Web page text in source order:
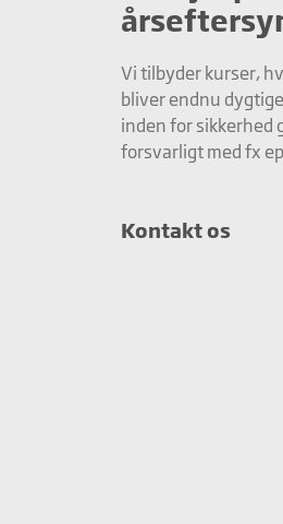
Vi tilbyder kurser,
bliver endnu
inden for sikkerhed
forsvarligt med fx
Kontakt os